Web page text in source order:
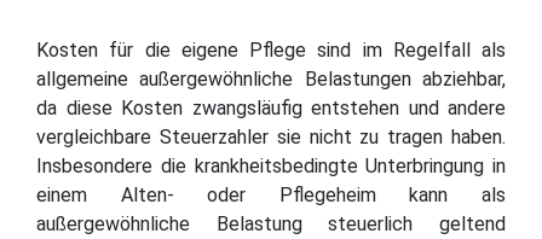
Kosten für die eigene Pflege sind im Regelfall als
allgemeine außergewöhnliche Belastungen abziehbar,
da diese Kosten zwangsläufig entstehen und andere
vergleichbare Steuerzahler sie nicht zu tragen haben.
Insbesondere die krankheitsbedingte Unterbringung in
einem Alten- oder Pflegeheim kann als
außergewöhnliche Belastung steuerlich geltend